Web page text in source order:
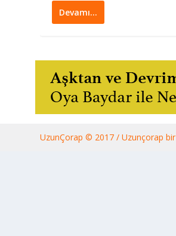
Devamı…
UzunÇorap © 2017 / Uzunçorap bir